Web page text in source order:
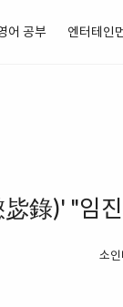
어 공부 엔터테인
錄)' "임
소인